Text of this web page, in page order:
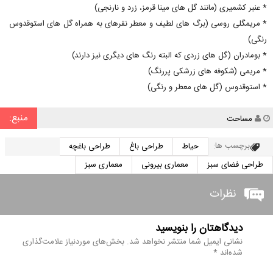
* عنبر کشمیری (مانند گل های مینا قرمز، زرد و نارنجی)
* مریمگلی روسی (برگ های لطیف و معطر نقرهای به همراه گل های استوقدوس
رنگی)
* بومادران (گل های زردی که البته رنگ های دیگری نیز دارند)
* مریمی (شکوفه های زرشکی پررنگ)
* استوقدوس (گل های معطر و رنگی)
نویسنده
مساحت منبع:
برچسب ها: حیاط طراحی باغ
طراحی باغچه
طراحی فضای سبز
معماری بیرونی معماری سبز
نظرات
دیدگاهتان را بنویسید
نشانی ایمیل شما منتشر نخواهد شد. بخش‌های موردنیاز علامت‌گذاری
شده‌اند *